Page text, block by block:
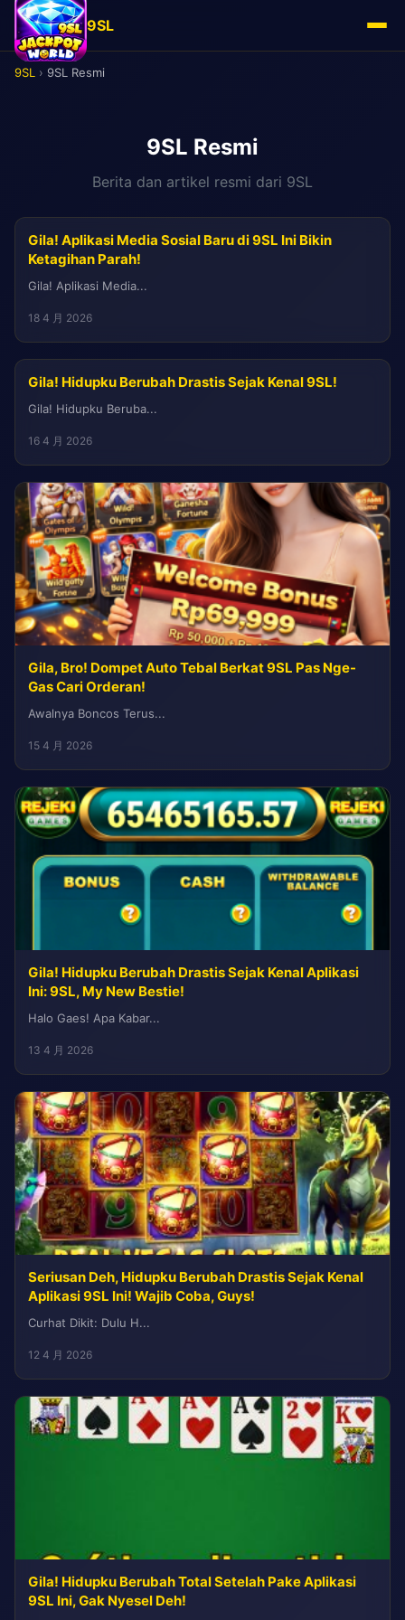
9SL
9SL › 9SL Resmi
9SL Resmi
Berita dan artikel resmi dari 9SL
Gila! Aplikasi Media Sosial Baru di 9SL Ini Bikin
Ketagihan Parah!
Gila! Aplikasi Media...
18 4 月 2026
Gila! Hidupku Berubah Drastis Sejak Kenal 9SL!
Gila! Hidupku Beruba...
16 4 月 2026
Gila, Bro! Dompet Auto Tebal Berkat 9SL Pas Nge-
Gas Cari Orderan!
Awalnya Boncos Terus...
15 4 月 2026
Gila! Hidupku Berubah Drastis Sejak Kenal Aplikasi
Ini: 9SL, My New Bestie!
Halo Gaes! Apa Kabar...
13 4 月 2026
Seriusan Deh, Hidupku Berubah Drastis Sejak Kenal
Aplikasi 9SL Ini! Wajib Coba, Guys!
Curhat Dikit: Dulu H...
12 4 月 2026
Gila! Hidupku Berubah Total Setelah Pake Aplikasi
9SL Ini, Gak Nyesel Deh!